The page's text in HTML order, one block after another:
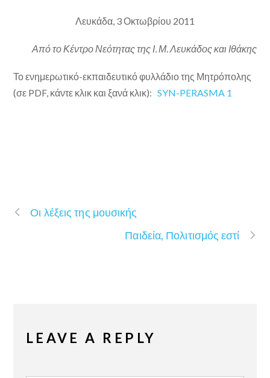
Λευκάδα, 3 Οκτωβρίου 2011
Από το Κέντρο Νεότητας της Ι. Μ. Λευκάδος και Ιθάκης
Το ενημερωτικό-εκπαιδευτικό φυλλάδιο της Μητρόπολης
(σε PDF, κάντε κλικ και ξανά κλικ):SYN-PERASMA 1
Οι λέξεις της μουσικής
Παιδεία, Πολιτισμός εστί
LEAVE A REPLY